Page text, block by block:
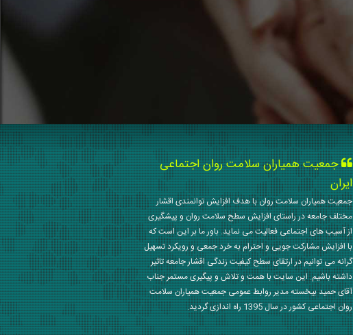
جمعیت همیاران سلامت روان اجتماعی
ایران
جمعیت همیاران سلامت روان با هدف افزایش توانمندی اقشار
مختلف جامعه در راستای افزایش سطح سلامت روان و پیشگیری
از آسیب های اجتماعی فعالیت می نماید. باور ما بر این است که
با افزایش مشارکت جویی و احترام به خرد جمعی و رویکرد تسهیل
گرانه می توانیم در ارتقای سطح کیفیت زندگی اقشار جامعه تاثیر
داشته باشیم. این سایت با همت و تلاش و پیگیری مستمر جناب
آقای حمید بیخسته مدیر روابط عمومی جمعیت همیاران سلامت
روان اجتماعی کشور در سال 1395 راه اندازی گردید.